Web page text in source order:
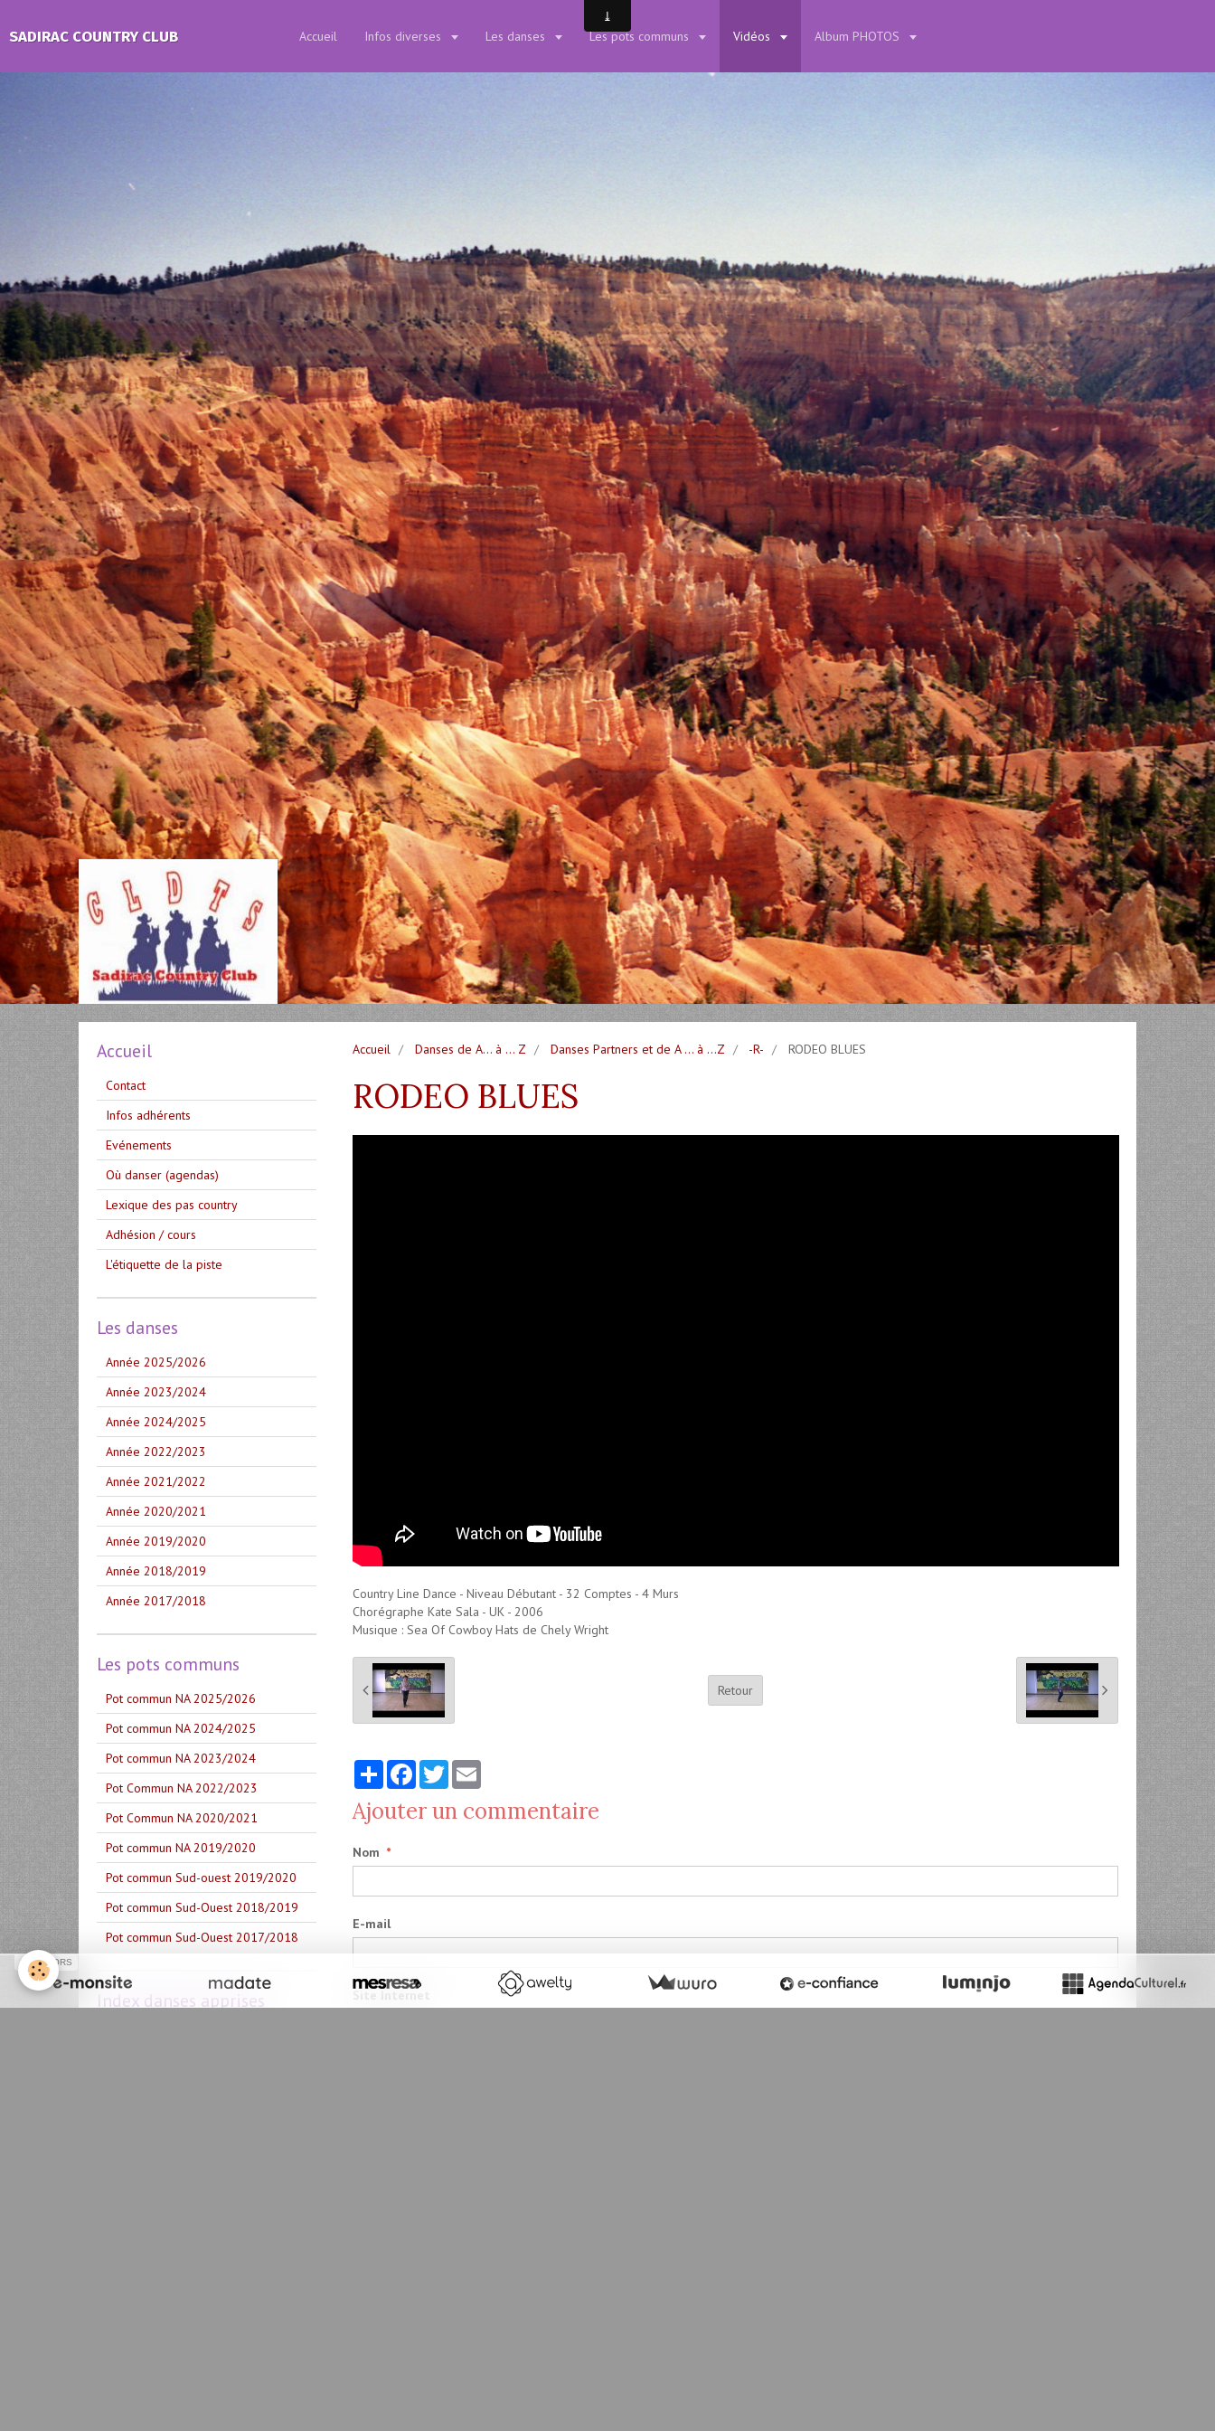
SADIRAC COUNTRY CLUB Accueil Infos diverses Les danses Les pots communs Vidéos Album PHOTOS
Accueil Danses de A... à ... Z Danses Partners et de A ... à ...Z -R- RODEO BLUES
RODEO BLUES
Country Line Dance - Niveau Débutant - 32 Comptes - 4 Murs
Chorégraphe Kate Sala - UK - 2006
Musique : Sea Of Cowboy Hats de Chely Wright
Retour
PartagerFacebook
TwitterEmail
Ajouter un commentaire
Nom
E-mail
Accueil
Contact
Infos adhérents
Evénements
Où danser (agendas)
Lexique des pas country
Adhésion / cours
L'étiquette de la piste
Les danses
Année 2025/2026
Année 2023/2024
Année 2024/2025
Année 2022/2023
Année 2021/2022
Année 2020/2021
Année 2019/2020
Année 2018/2019
Année 2017/2018
Les pots communs
Pot commun NA 2025/2026
Pot commun NA 2024/2025
Pot commun NA 2023/2024
Pot Commun NA 2022/2023
Pot Commun NA 2020/2021
Pot commun NA 2019/2020
Pot commun Sud-ouest 2019/2020
Pot commun Sud-Ouest 2018/2019
Pot commun Sud-Ouest 2017/2018
Index danses apprises
SPONSORS